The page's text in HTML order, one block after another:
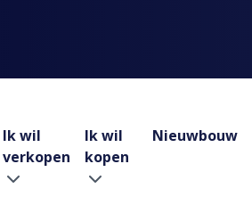
Ik wil
verkopen
Ik wil
kopen
Nieuwbouw